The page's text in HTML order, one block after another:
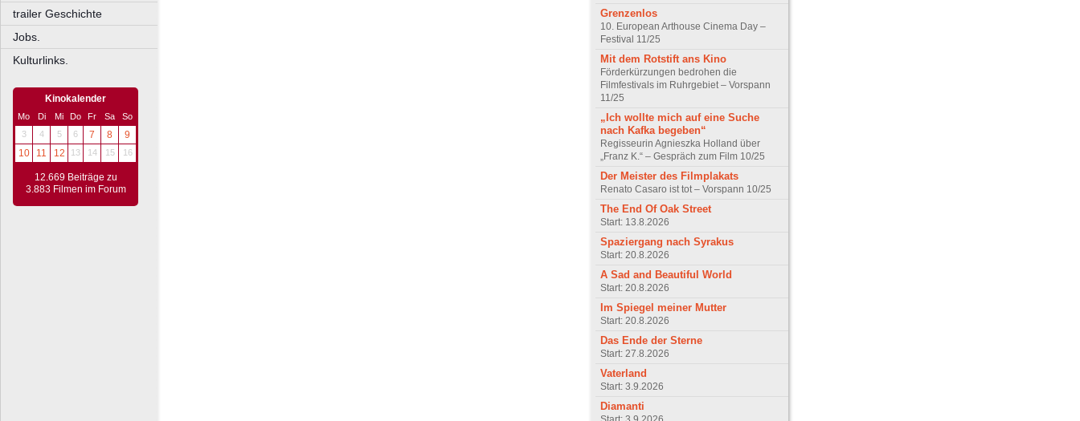
trailer Geschichte
Jobs.
Kulturlinks.
Kinokalender
Mo Di Mi Do Fr Sa
So
3
4 5 6 7 8
9
10
11 12 13 14 15 16
12.669 Beiträge zu
3.883 Filmen im Forum
Grenzenlos
10. European Arthouse Cinema Day –
Festival 11/25
Mit dem Rotstift ans Kino
Förderkürzungen bedrohen die
Filmfestivals im Ruhrgebiet – Vorspann
11/25
„Ich wollte mich auf eine Suche
nach Kafka begeben“
Regisseurin Agnieszka Holland über
„Franz K.“ – Gespräch zum Film 10/25
Der Meister des Filmplakats
Renato Casaro ist tot – Vorspann 10/25
The End Of Oak Street
Start: 13.8.2026
Spaziergang nach Syrakus
Start: 20.8.2026
A Sad and Beautiful World
Start: 20.8.2026
Im Spiegel meiner Mutter
Start: 20.8.2026
Das Ende der Sterne
Start: 27.8.2026
Vaterland
Start: 3.9.2026
Diamanti